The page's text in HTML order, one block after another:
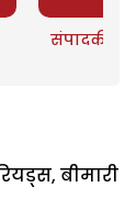
संपादकीय
बीमारी